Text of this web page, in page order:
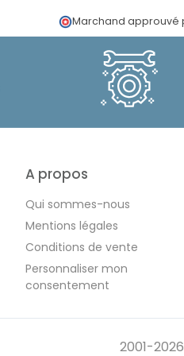
Marchand approuvé
A propos
Qui sommes-nous
Mentions légales
Conditions de vente
Personnaliser mon
consentement
2001-